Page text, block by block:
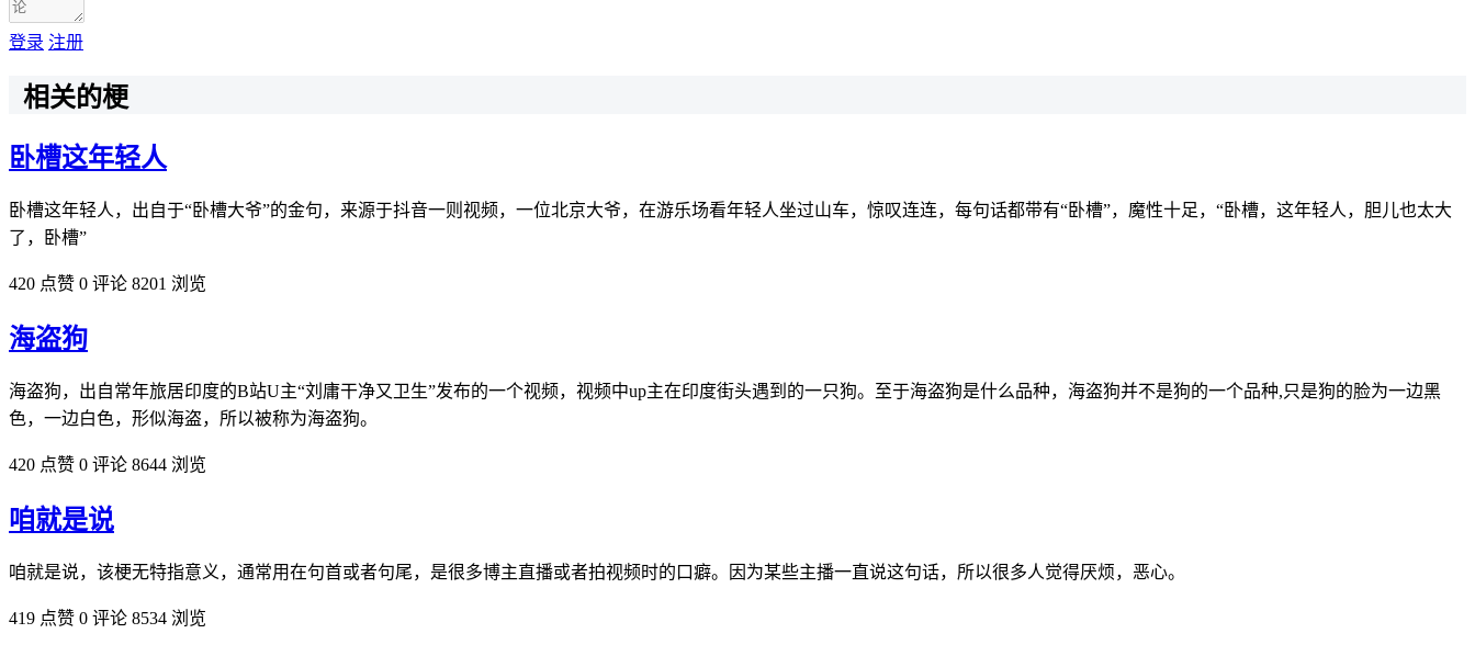
登录 注册
相关的梗
卧槽这年轻人
卧槽这年轻人，出自于“卧槽大爷”的金句，来源于抖音一则视频，一位北京大爷，在游乐场看年轻人坐过山车，惊叹连连，每句话都带有“卧槽”，魔性十足，“卧槽，这年轻人，胆儿也太大
了，卧槽”
420 点赞 0 评论 8201 浏览
海盗狗
海盗狗，出自常年旅居印度的B站U主“刘庸干净又卫生”发布的一个视频，视频中up主在印度街头遇到的一只狗。至于海盗狗是什么品种，海盗狗并不是狗的一个品种,只是狗的脸为一边黑
色，一边白色，形似海盗，所以被称为海盗狗。
420 点赞 0 评论 8644 浏览
咱就是说
咱就是说，该梗无特指意义，通常用在句首或者句尾，是很多博主直播或者拍视频时的口癖。因为某些主播一直说这句话，所以很多人觉得厌烦，恶心。
419 点赞 0 评论 8534 浏览